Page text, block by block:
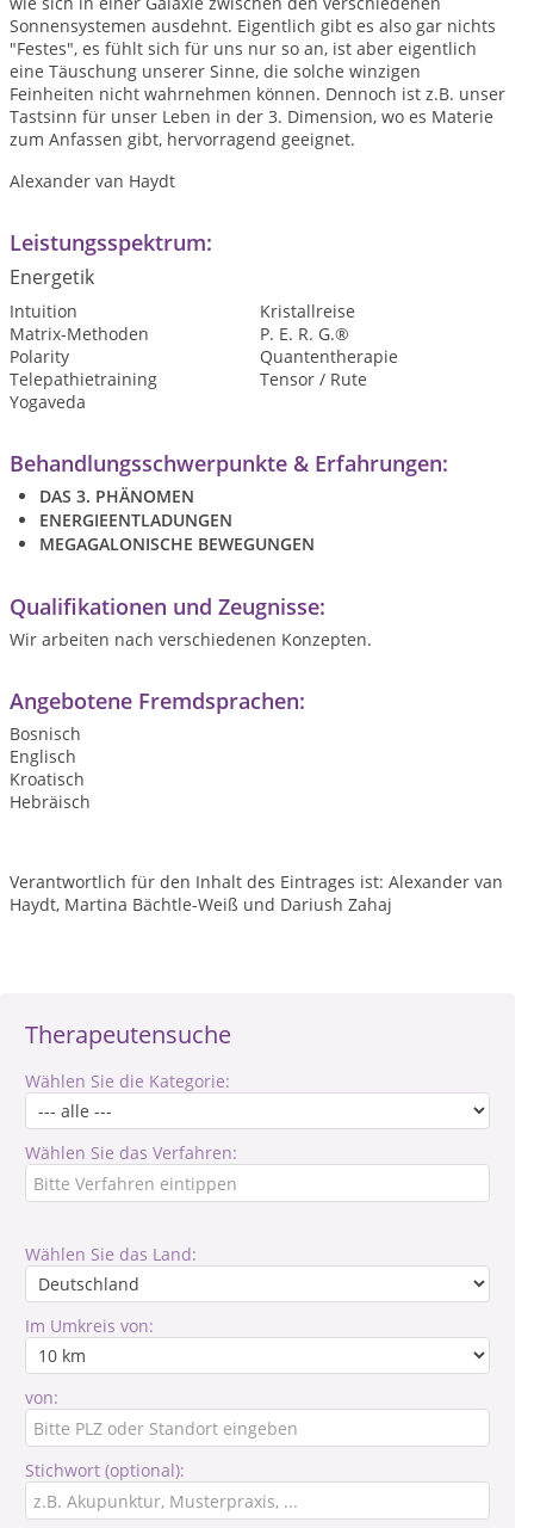
Therapeutensuche
Wählen Sie die Kategorie:
Wählen Sie das Verfahren:
Wählen Sie das Land:
Im Umkreis von:
von:
Stichwort (optional):
Sonnensystemen ausdehnt. Eigentlich gibt es also gar nichts
"Festes", es fühlt sich für uns nur so an, ist aber eigentlich
eine Täuschung unserer Sinne, die solche winzigen
Feinheiten nicht wahrnehmen können. Dennoch ist z.B. unser
Tastsinn für unser Leben in der 3. Dimension, wo es Materie
zum Anfassen gibt, hervorragend geeignet.
Alexander van Haydt
Leistungsspektrum:
Energetik
Intuition
Kristallreise
Matrix-Methoden
P. E. R. G.®
Polarity
Quantentherapie
Telepathietraining
Tensor / Rute
Yogaveda
Behandlungsschwerpunkte & Erfahrungen:
DAS 3. PHÄNOMEN
ENERGIEENTLADUNGEN
MEGAGALONISCHE BEWEGUNGEN
Qualifikationen und Zeugnisse:
Wir arbeiten nach verschiedenen Konzepten.
Angebotene Fremdsprachen:
Bosnisch
Englisch
Kroatisch
Hebräisch
Verantwortlich für den Inhalt des Eintrages ist: Alexander van
Haydt, Martina Bächtle-Weiß und Dariush Zahaj